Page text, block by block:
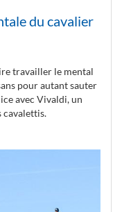
du cavalier
travailler le mental
pour autant sauter
avec Vivaldi, un
cavalettis.